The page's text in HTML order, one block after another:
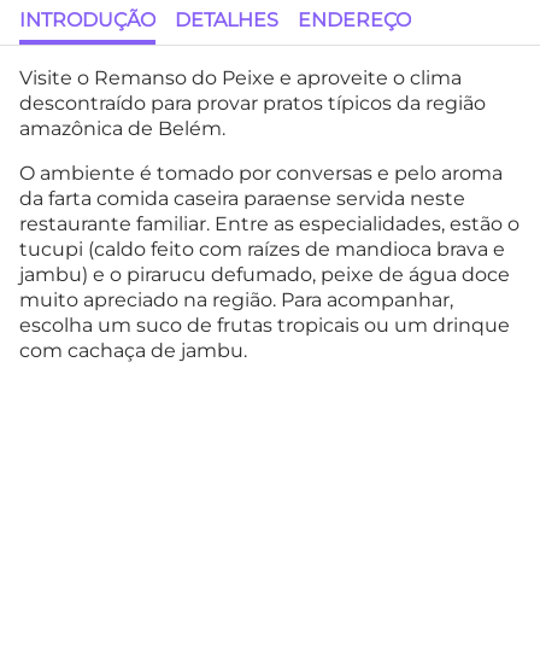
INTRODUÇÃO DETALHES ENDEREÇO
Visite o Remanso do Peixe e aproveite o clima
descontraído para provar pratos típicos da região
amazônica de Belém.
O ambiente é tomado por conversas e pelo aroma
da farta comida caseira paraense servida neste
restaurante familiar. Entre as especialidades, estão o
tucupi (caldo feito com raízes de mandioca brava e
jambu) e o pirarucu defumado, peixe de água doce
muito apreciado na região. Para acompanhar,
escolha um suco de frutas tropicais ou um drinque
com cachaça de jambu.